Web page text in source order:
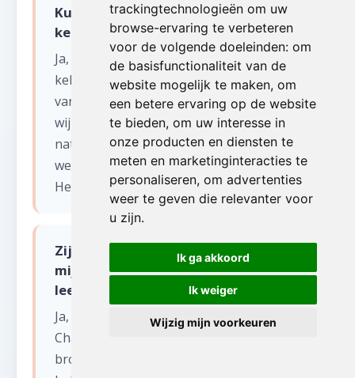
trackingtechnologieën om uw
browse-ervaring te verbeteren
voor de volgende doeleinden: om
de basisfunctionaliteit van de
website mogelijk te maken, om
een betere ervaring op de website
te bieden, om uw interesse in
onze producten en diensten te
meten en marketinginteracties te
personaliseren, om advertenties
weer te geven die relevanter voor
u zijn.
Ik ga akkoord
Ik weiger
Wijzig mijn voorkeuren
Kunnen jullie ook een ondergelopen
kelder leegmaken in Thieulain?
Ja, wij zijn ervaren met wateroverlast in
kelders in Thieulain. Na het wegpompen
van water door een specialist verwijderen
wij alle beschadigde spullen, inclusief
natte meubels en doorweekte dozen. Wij
werken samen met droogfirma's in
Henegouwen.
Zijn jullie actief in de voormalige
mijnstreek van Henegouwen voor
leegmaken kelder?
Ja, wij kennen de regio Borinage,
Charleroi en het Centre als onze
broekzak. Veel woningen in deze regio